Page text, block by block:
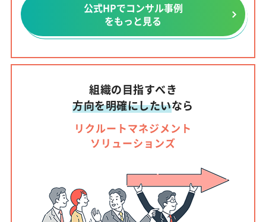
公式HPでコンサル事例
をもっと見る
組織の目指すべき
方向を明確にしたいなら
リクルートマネジメント
ソリューションズ